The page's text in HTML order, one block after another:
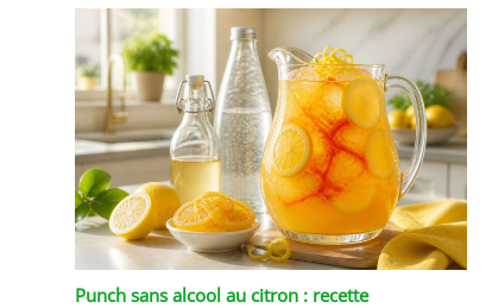
Punch sans alcool au citron : recette